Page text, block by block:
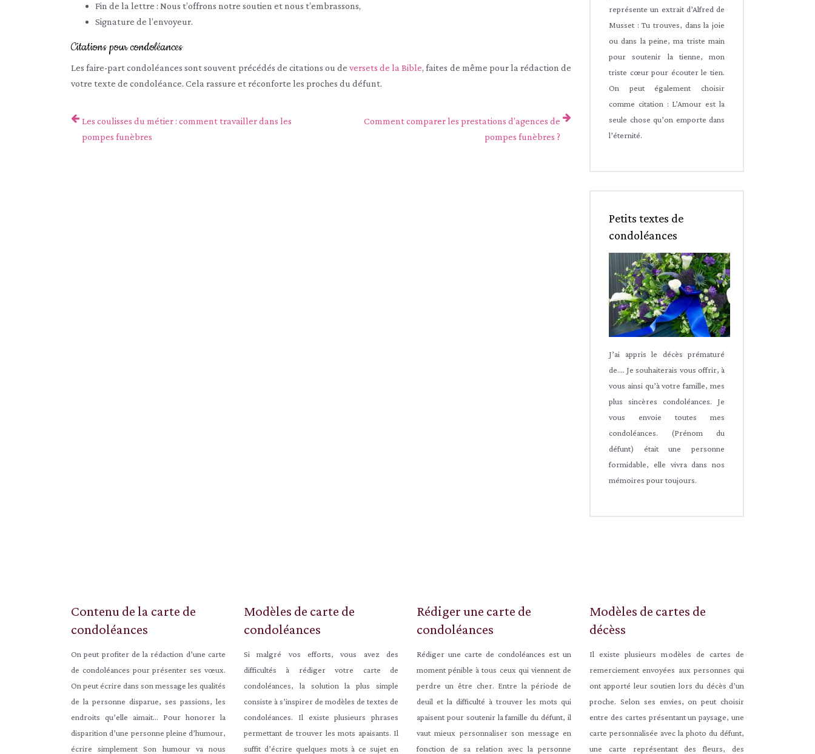
Fin de la lettre : Nous t’offrons notre soutien et nous t’embrassons,
Signature de l’envoyeur.
Citations pour condoléances
Les faire-part condoléances sont souvent précédés de citations ou de versets de la Bible, faites de même pour la rédaction de
votre texte de condoléance. Cela rassure et réconforte les proches du défunt.
Les coulisses du métier : comment travailler dans les
pompes funèbres
Comment comparer les prestations d’agences de
pompes funèbres ?
représente un extrait d’Alfred de
Musset : Tu trouves, dans la joie
ou dans la peine, ma triste main
pour soutenir la tienne, mon
triste cœur pour écouter le tien.
On peut également choisir
comme citation : L’Amour est la
seule chose qu’on emporte dans
l’éternité.
Petits textes de
condoléances
J’ai appris le décès prématuré
de.... Je souhaiterais vous offrir, à
vous ainsi qu’à votre famille, mes
plus sincères condoléances. Je
vous envoie toutes mes
condoléances. (Prénom du
défunt) était une personne
formidable, elle vivra dans nos
mémoires pour toujours.
Contenu de la carte de
condoléances
On peut profiter de la rédaction d’une carte
de condoléances pour présenter ses vœux.
On peut écrire dans son message les qualités
de la personne disparue, ses passions, les
endroits qu’elle aimait… Pour honorer la
disparition d’une personne pleine d’humour,
écrire simplement Son humour va nous
Modèles de carte de
condoléances
Si malgré vos efforts, vous avez des
difficultés à rédiger votre carte de
condoléances, la solution la plus simple
consiste à s’inspirer de modèles de textes de
condoléances. Il existe plusieurs phrases
permettant de trouver les mots apaisants. Il
suffit d’écrire quelques mots à ce sujet en
Rédiger une carte de
condoléances
Rédiger une carte de condoléances est un
moment pénible à tous ceux qui viennent de
perdre un être cher. Entre la période de
deuil et la difficulté à trouver les mots qui
apaisent pour soutenir la famille du défunt, il
vaut mieux personnaliser son message en
fonction de sa relation avec la personne
Modèles de cartes de
décèss
Il existe plusieurs modèles de cartes de
remerciement envoyées aux personnes qui
ont apporté leur soutien lors du décès d’un
proche. Selon ses envies, on peut choisir
entre des cartes présentant un paysage, une
carte personnalisée avec la photo du défunt,
une carte représentant des fleurs, des